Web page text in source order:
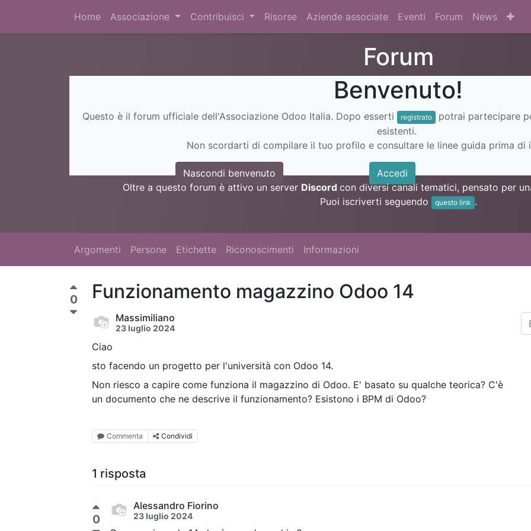
Home Associazione Contribuisci Risorse Aziende associate Eventi Forum News
Forum
Benvenuto!
Questo è il forum ufficiale dell'Associazione Odoo Italia. Dopo esserti registrato
potrai partecipare
esistenti.
Non scordarti di compilare il tuo profilo e consultare le linee guida prima di
Nascondi benvenuto Accedi
Oltre a questo forum è attivo un server Discord con diversi canali tematici, pensato per
Puoi iscriverti seguendo
questo link .
Argomenti Persone Etichette Riconoscimenti Informazioni
0 Funzionamento magazzino Odoo 14
Massimiliano
23 luglio 2024
Ciao
sto facendo un progetto per l'università con Odoo 14.
Non riesco a capire come funziona il magazzino di Odoo. E' basato su qualche teorica? C'è
un documento che ne descrive il funzionamento? Esistono i BPM di Odoo?
Commenta Condividi
1 risposta
0
Alessandro Fiorino
23 luglio 2024